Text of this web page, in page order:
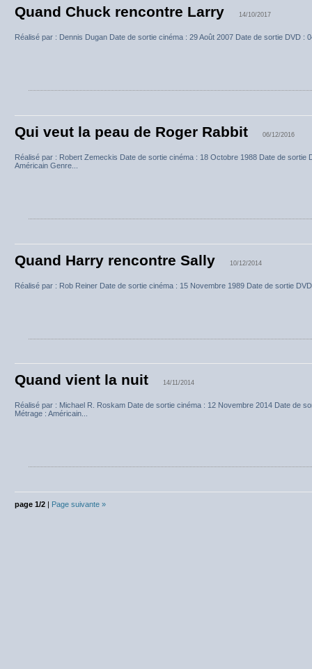
Quand Chuck rencontre Larry 14/10/2017
Réalisé par : Dennis Dugan Date de sortie cinéma : 29 Août 2007 Date de sortie DVD :
Qui veut la peau de Roger Rabbit 06/12/2016
Réalisé par : Robert Zemeckis Date de sortie cinéma : 18 Octobre 1988 Date de sortie
Américain Genre...
Quand Harry rencontre Sally 10/12/2014
Réalisé par : Rob Reiner Date de sortie cinéma : 15 Novembre 1989 Date de sortie
Quand vient la nuit 14/11/2014
Réalisé par : Michael R. Roskam Date de sortie cinéma : 12 Novembre 2014 Date de
Métrage : Américain...
page 1/2 | Page suivante »